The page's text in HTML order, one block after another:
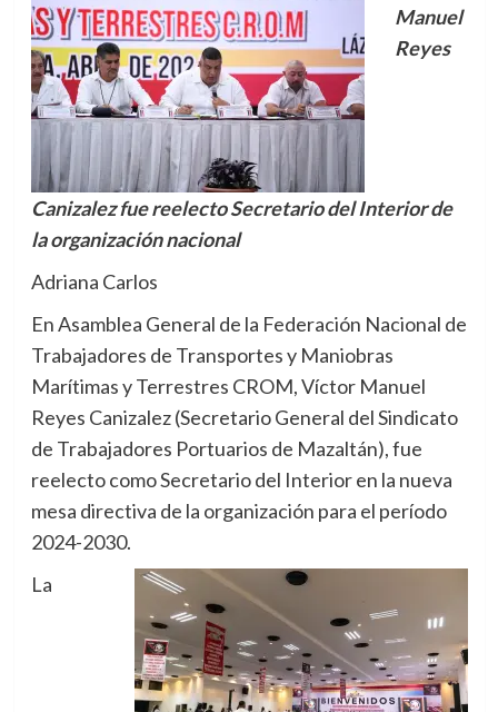
Manuel
Reyes
Canizalez fue reelecto Secretario del Interior de
la organización nacional
Adriana Carlos
En Asamblea General de la Federación Nacional de
Trabajadores de Transportes y Maniobras
Marítimas y Terrestres CROM, Víctor Manuel
Reyes Canizalez (Secretario General del Sindicato
de Trabajadores Portuarios de Mazaltán), fue
reelecto como Secretario del Interior en la nueva
mesa directiva de la organización para el período
2024-2030.
La